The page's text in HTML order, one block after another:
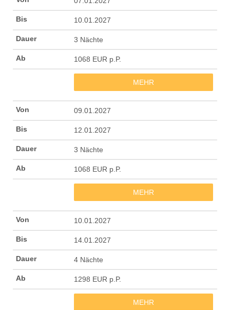
10.01.2027
3 Nächte
1068 EUR p.P.
MEHR
09.01.2027
12.01.2027
3 Nächte
1068 EUR p.P.
MEHR
10.01.2027
14.01.2027
4 Nächte
1298 EUR p.P.
MEHR